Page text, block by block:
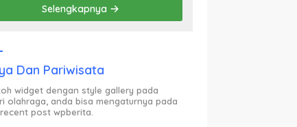
Selengkapnya
Dan Pariwisata
widget dengan style gallery pada
olahraga, anda bisa mengaturnya pada
post wpberita.